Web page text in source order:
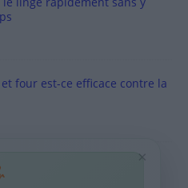
four est-ce efficace contre la
: routine simple +
×